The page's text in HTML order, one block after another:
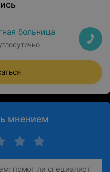
больница
мнением